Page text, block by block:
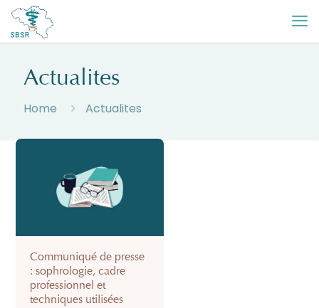
Actualites
Home Actualites
Communiqué de presse
: sophrologie, cadre
professionnel et
techniques utilisées